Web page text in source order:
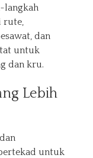
langkah
rute,
dan
untuk
dan kru.
Lebih
untuk